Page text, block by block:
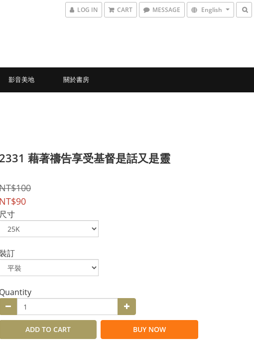
LOG IN CART MESSAGE English
影音美地 關於書房
2331 藉著禱告享受基督是話又是靈
NT$90
尺寸
裝訂
Quantity
ADD TO CART BUY NOW